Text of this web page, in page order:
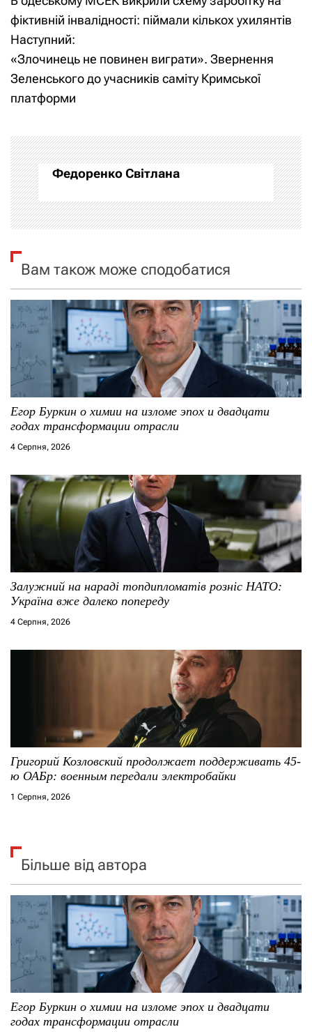
а
в
и
г
а
ц
и
я
п
о
а
п
и
с
м
а
в
і
г
а
ц
і
я
з
а
п
и
с
і
в
фіктивній інвалідності: піймали кількох ухилянтів
Наступний:
«Злочинець не повинен виграти». Звернення
Зеленського до учасників саміту Кримської
платформи
Федоренко Світлана
Вам також може сподобатися
Егор Буркин о химии на изломе эпох и двадцати
годах трансформации отрасли
4 Серпня, 2026
Залужний на нараді топдипломатів розніс НАТО:
Україна вже далеко попереду
4 Серпня, 2026
Григорий Козловский продолжает поддерживать 45-
ю ОАБр: военным передали электробайки
1 Серпня, 2026
Більше від автора
Егор Буркин о химии на изломе эпох и двадцати
годах трансформации отрасли